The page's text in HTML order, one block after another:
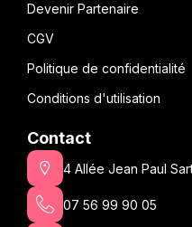
Devenir Partenaire
CGV
Politique de confidentialité
Conditions d'utilisation
Contact
4 Allée Jean Paul
07 56 99 90 05